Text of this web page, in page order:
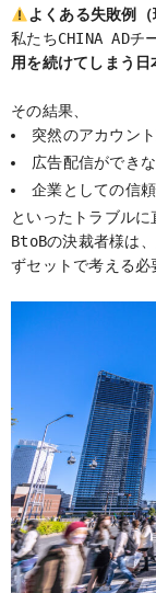
よくある失敗例（
私たちCHINA ADチ
用を続けてしまう日
その結果、
突然のアカウン
広告配信ができ
企業としての信
といったトラブルに
BtoBの決裁者様は
ずセットで考える必